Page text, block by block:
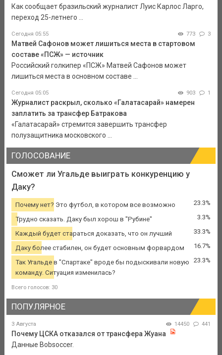
Как сообщает бразильский журналист Луис Карлос Ларго,
переход 25-летнего ...
Сегодня 05:55 773 3
Матвей Сафонов может лишиться места в стартовом
составе «ПСЖ» — источник
Российский голкипер «ПСЖ» Матвей Сафонов может
лишиться места в основном составе ...
Сегодня 05:05 903 1
Журналист раскрыл, сколько «Галатасарай» намерен
заплатить за трансфер Батракова
«Галатасарай» стремится завершить трансфер
полузащитника московского ...
ГОЛОСОВАНИЕ
Сможет ли Угальде выиграть конкуренцию у
Даку?
Почему нет? Это футбол, в котором все возможно 23.3%
Трудно сказать. Даку был хорош в "Рубине" 3.3%
Каждый будет стараться доказать, что он лучший 33.3%
Даку более стабилен, он будет основным форвардом 16.7%
Так Угальде в "Спартаке" вроде бы подыскивали новую
команду. Ситуация изменилась?
23.3%
Всего голосов: 30
ПОПУЛЯРНОЕ
3 Августа 14450 441
Почему ЦСКА отказался от трансфера Жуана
Данные Bobsoccer.